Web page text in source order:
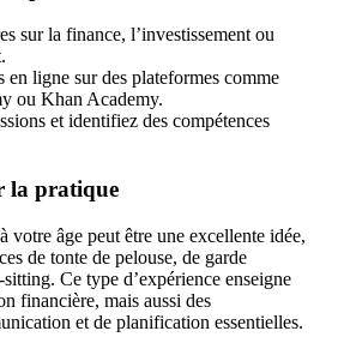
sur la finance, l’investissement ou
en ligne sur des plateformes comme
ou Khan Academy.
et identifiez des compétences
la pratique
votre âge peut être une excellente idée,
de tonte de pelouse, de garde
Ce type d’expérience enseigne
financière, mais aussi des
et de planification essentielles.